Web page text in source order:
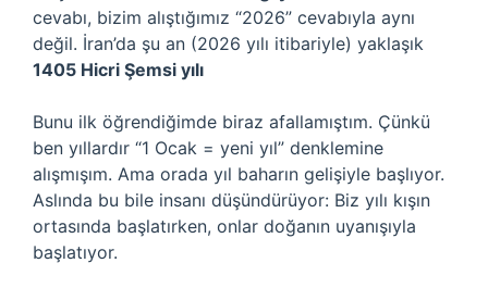
cevabı, bizim alıştığımız “2026” cevabıyla aynı
değil. İran’da şu an (2026 yılı itibariyle) yaklaşık
1405 Hicri Şemsi yılı
Bunu ilk öğrendiğimde biraz afallamıştım. Çünkü
ben yıllardır “1 Ocak = yeni yıl” denklemine
alışmışım. Ama orada yıl baharın gelişiyle başlıyor.
Aslında bu bile insanı düşündürüyor: Biz yılı kışın
ortasında başlatırken, onlar doğanın uyanışıyla
başlatıyor.